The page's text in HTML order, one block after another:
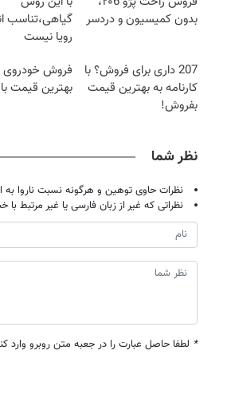
بدون کمیسیون و دردسر
گیاهی،تناسب
رویا نیست
207 داری برای فروش؟ با
کارنامه به بهترین قیمت
بفروش!
فروش خودروی
بهترین قیمت
نظر شما
نظرات حاوی توهین و هرگونه نسبت ناروا
نظراتی که غیر از زبان فارسی یا غیر مرتبط
* لطفا حاصل عبارت را در جعبه متن روبرو وارد